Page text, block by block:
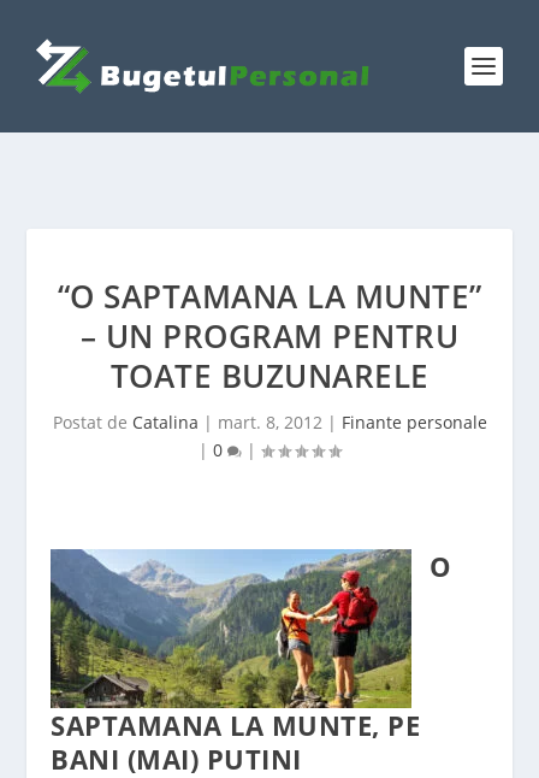
“O SAPTAMANA LA MUNTE”
– UN PROGRAM PENTRU
TOATE BUZUNARELE
Postat de Catalina | mart. 8, 2012| Finante personale
| 0 |
O
SAPTAMANA LA MUNTE, PE
BANI (MAI) PUTINI